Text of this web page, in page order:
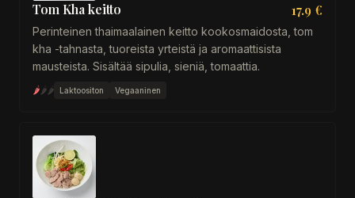
Tom Kha keitto 17.9 €
Perinteinen thaimaalainen keitto kookosmaidosta, tom
kha -tahnasta, tuoreista yrteistä ja aromaattisista
mausteista. Sisältää sipulia, sieniä, tomaattia.
🌶🌶🌶 Laktoositon Vegaaninen